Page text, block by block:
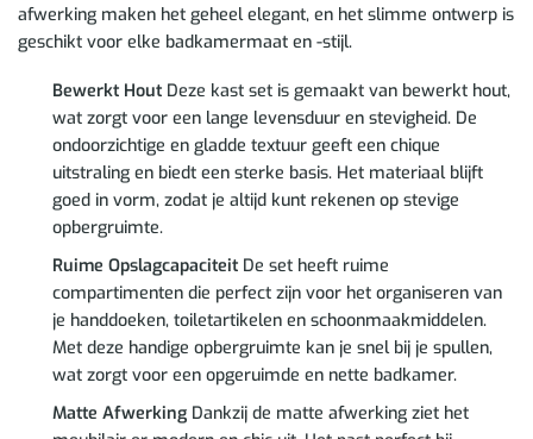
afwerking maken het geheel elegant, en het slimme ontwerp is
geschikt voor elke badkamermaat en -stijl.
Bewerkt HoutDeze kast set is gemaakt van bewerkt hout,
wat zorgt voor een lange levensduur en stevigheid. De
ondoorzichtige en gladde textuur geeft een chique
uitstraling en biedt een sterke basis. Het materiaal blijft
goed in vorm, zodat je altijd kunt rekenen op stevige
opbergruimte.
Ruime OpslagcapaciteitDe set heeft ruime
compartimenten die perfect zijn voor het organiseren van
je handdoeken, toiletartikelen en schoonmaakmiddelen.
Met deze handige opbergruimte kan je snel bij je spullen,
wat zorgt voor een opgeruimde en nette badkamer.
Matte AfwerkingDankzij de matte afwerking ziet het